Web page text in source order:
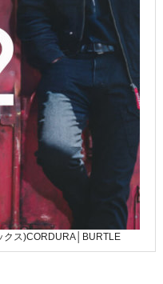
クス)CORDURA│BURTLE